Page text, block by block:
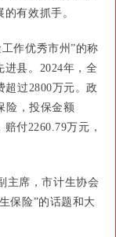
有效抓手。
作优秀市州”的称
县。2024年，全
过2800万元。政
险，投保金额
付2260.79万元，
主席，市计生协会
保险”的话题和大